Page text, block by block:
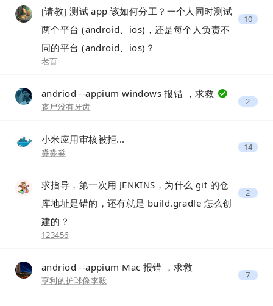
[请教] 测试 app 该如何分工？一个人同时测试
两个平台 (android、ios)，还是每个人负责不
同的平台 (android、ios)？
老百
10
andriod --appium windows 报错 ，求救
丧尸没有牙齿 2
小米应用审核被拒...
淼淼淼 14
求指导，第一次用 JENKINS，为什么 git 的仓
库地址是错的，还有就是 build.gradle 怎么创
建的？
123456
2
andriod --appium Mac 报错 ，求救
亨利的护球像李毅 7